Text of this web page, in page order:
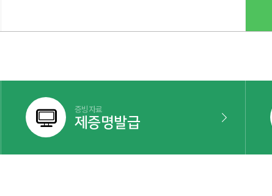
증빙자료
제증명발급